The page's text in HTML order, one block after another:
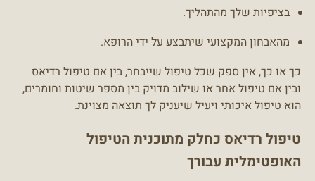
בציפיות שלך מהתהליך.
מהאבחון המקצועי שיתבצע על ידי הרופא.
כך או כך, אין ספק שכל טיפול שייבחר, בין אם טיפול רדיאס
ובין אם טיפול אחר או שילוב מדויק בין מספר שיטות וחומרים,
הוא טיפול איכותי ויעיל שיעניק לך תוצאה מצוינת.
טיפול רדיאס כחלק מתוכנית הטיפול
האופטימלית עבורך